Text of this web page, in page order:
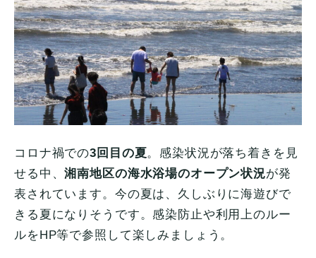
コロナ禍での3回目の夏。感染状況が落ち着きを見
せる中、湘南地区の海水浴場のオープン状況が発
表されています。今の夏は、久しぶりに海遊びで
きる夏になりそうです。感染防止や利用上のルー
ルをHP等で参照して楽しみましょう。